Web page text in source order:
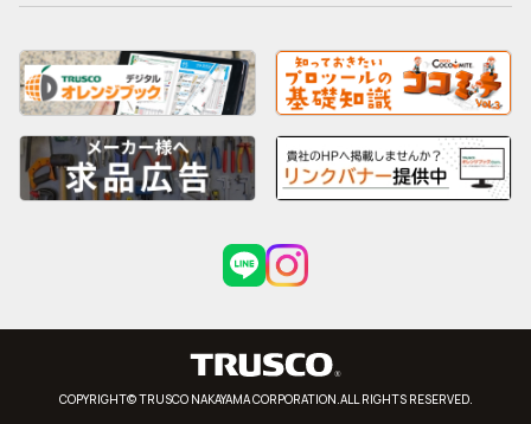
COPYRIGHT© TRUSCO NAKAYAMA CORPORATION.ALL RIGHTS RESERVED.